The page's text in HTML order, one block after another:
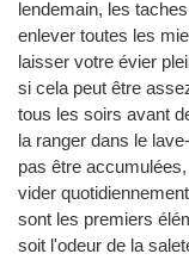
lendemain, les
enlever toutes les
laisser votre évier
si cela peut être
tous les soirs avant
la ranger dans le
pas être
vider
sont les premiers
soit l'odeur de la